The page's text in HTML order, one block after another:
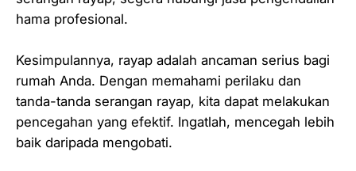
hama profesional.
Kesimpulannya, rayap adalah ancaman serius bagi
rumah Anda. Dengan memahami perilaku dan
tanda-tanda serangan rayap, kita dapat melakukan
pencegahan yang efektif. Ingatlah, mencegah lebih
baik daripada mengobati.